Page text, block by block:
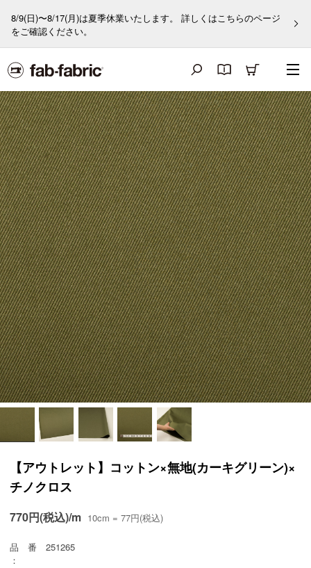
8/9(日)〜8/17(月)は夏季休業いたします。 詳しくはこちらのページ
をご確認ください。
【アウトレット】コットン×無地(カーキグリーン)×
チノクロス
770円(税込)/m 10cm = 77円(税込)
品 番
：
251265